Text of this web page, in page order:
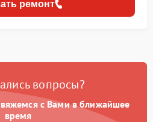
ремонт
вопросы?
с Вами в ближайшее
время